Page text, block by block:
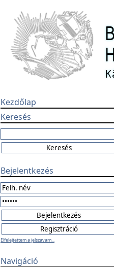
Kezdőlap
Keresés
Bejelentkezés
Elfelejtettem a jelszavam...
Navigáció